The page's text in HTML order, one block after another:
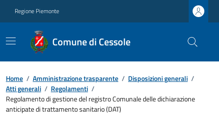
Regione Piemonte
Comune di Cessole
Home / Amministrazione trasparente / Disposizioni generali /
Atti generali / Regolamenti /
Regolamento di gestione del registro Comunale delle dichiarazione
anticipate di trattamento sanitario (DAT)